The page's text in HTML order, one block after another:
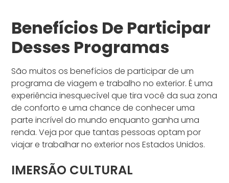
Benefícios De Participar
Desses Programas
São muitos os benefícios de participar de um
programa de viagem e trabalho no exterior. É uma
experiência inesquecível que tira você da sua zona
de conforto e uma chance de conhecer uma
parte incrível do mundo enquanto ganha uma
renda. Veja por que tantas pessoas optam por
viajar e trabalhar no exterior nos Estados Unidos.
IMERSÃO CULTURAL